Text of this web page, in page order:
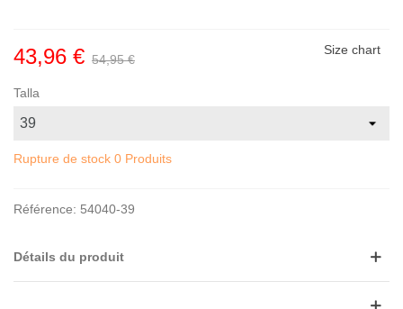
43,96 € 54,95 €
Size chart
Talla
Rupture de stock 0 Produits
Référence: 54040-39
Détails du produit